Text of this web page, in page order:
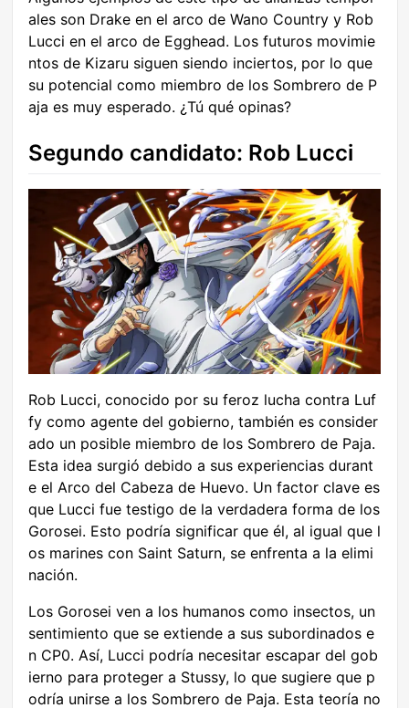
ales son Drake en el arco de Wano Country y Rob
Lucci en el arco de Egghead. Los futuros movimie
ntos de Kizaru siguen siendo inciertos, por lo que
su potencial como miembro de los Sombrero de P
aja es muy esperado. ¿Tú qué opinas?
Segundo candidato: Rob Lucci
Rob Lucci, conocido por su feroz lucha contra Luf
fy como agente del gobierno, también es consider
ado un posible miembro de los Sombrero de Paja.
Esta idea surgió debido a sus experiencias durant
e el Arco del Cabeza de Huevo. Un factor clave es
que Lucci fue testigo de la verdadera forma de los
Gorosei. Esto podría significar que él, al igual que l
os marines con Saint Saturn, se enfrenta a la elimi
nación.
Los Gorosei ven a los humanos como insectos, un
sentimiento que se extiende a sus subordinados e
n CP0. Así, Lucci podría necesitar escapar del gob
ierno para proteger a Stussy, lo que sugiere que p
odría unirse a los Sombrero de Paja. Esta teoría no